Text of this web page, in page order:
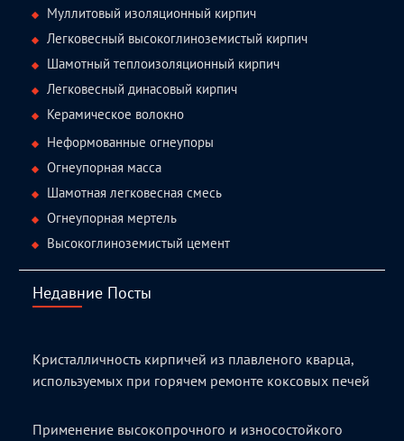
Муллитовый изоляционный кирпич
Легковесный высокоглиноземистый кирпич
Шамотный теплоизоляционный кирпич
Легковесный динасовый кирпич
Керамическое волокно
Неформованные огнеупоры
Огнеупорная масса
Шамотная легковесная смесь
Огнеупорная мертель
Высокоглиноземистый цемент
Недавние Посты
Кристалличность кирпичей из плавленого кварца,
используемых при горячем ремонте коксовых печей
Применение высокопрочного и износостойкого